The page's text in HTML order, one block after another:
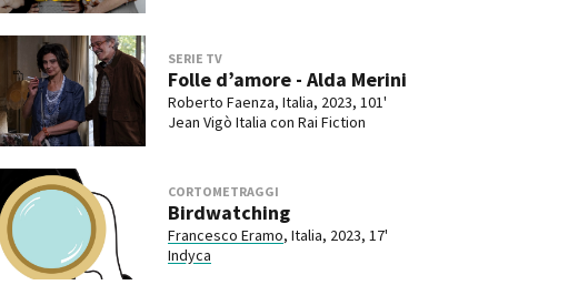
SERIE TV
Folle d’amore - Alda Merini
Roberto Faenza, Italia, 2023, 101'
Jean Vigò Italia con Rai Fiction
CORTOMETRAGGI
Birdwatching
Francesco Eramo, Italia, 2023, 17'
Indyca